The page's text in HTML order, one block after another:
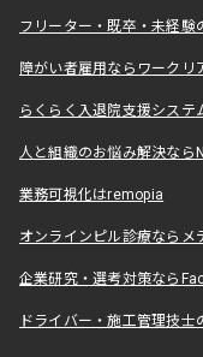
フリーター・既卒・未経験
障がい者雇用ならワークリ
らくらく入退院支援システ
人と組織のお悩み解決なら
業務可視化はremopia
オンラインピル診療ならメ
企業研究・選考対策なら
ドライバー・施工管理技